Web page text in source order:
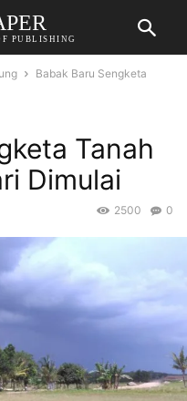
PUBLISHING
Babak Baru Sengketa
Tanah
Dimulai
0
2500